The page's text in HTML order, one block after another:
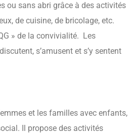
ou sans abri grâce à des activités
de cuisine, de bricolage, etc.
» de la convivialité. Les
s’amusent et s’y sentent
et les familles avec enfants,
Il propose des activités